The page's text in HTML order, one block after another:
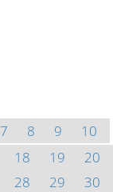
7 8 9
10
18 19
20
28 29
30